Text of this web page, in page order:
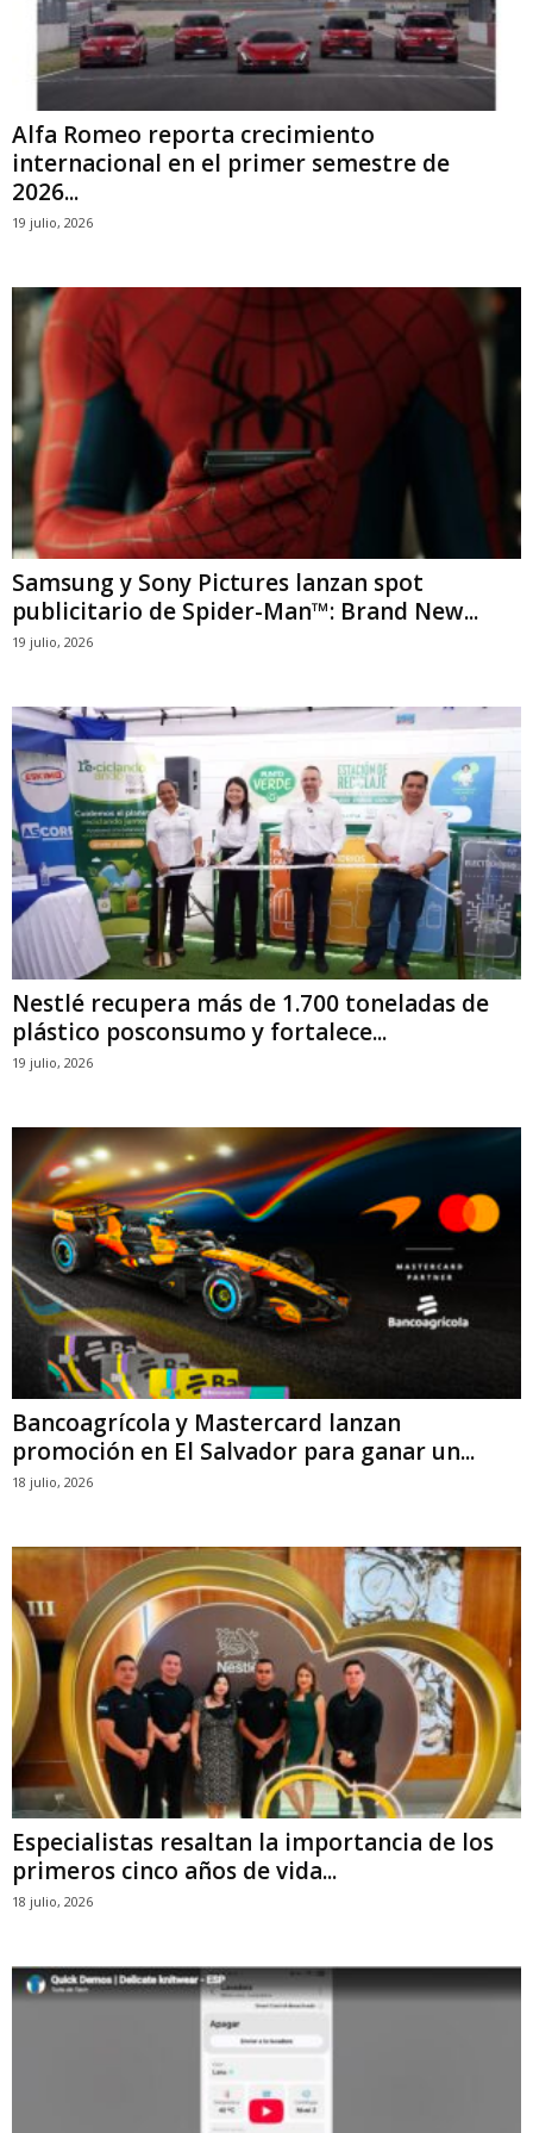
Alfa Romeo reporta crecimiento
internacional en el primer semestre de
2026...
19 julio, 2026
Samsung y Sony Pictures lanzan spot
publicitario de Spider-Man™: Brand New...
19 julio, 2026
Nestlé recupera más de 1.700 toneladas de
plástico posconsumo y fortalece...
19 julio, 2026
Bancoagrícola y Mastercard lanzan
promoción en El Salvador para ganar un...
18 julio, 2026
Especialistas resaltan la importancia de los
primeros cinco años de vida...
18 julio, 2026